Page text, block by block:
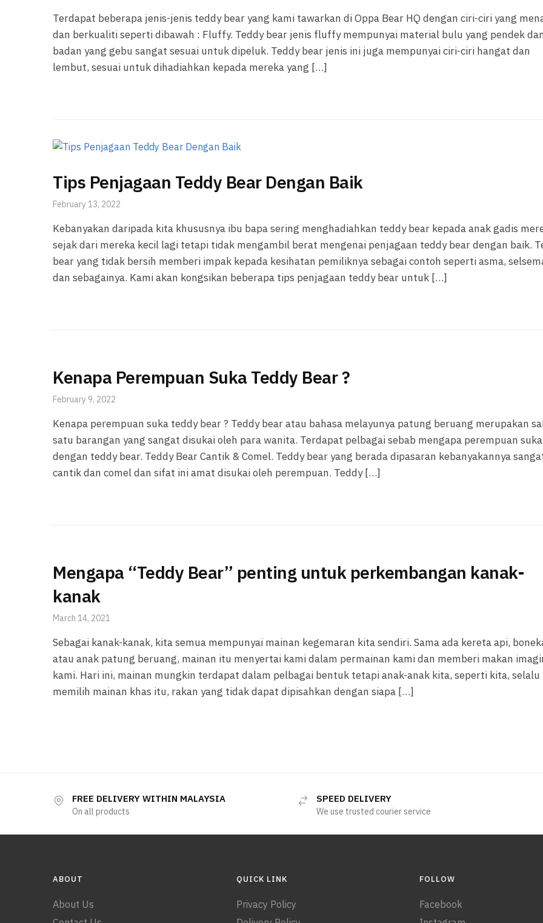
Terdapat beberapa jenis-jenis teddy bear yang kami tawarkan di Oppa Bear HQ dengan ciri-ciri yang
dan berkualiti seperti dibawah : Fluffy. Teddy bear jenis fluffy mempunyai material bulu yang pendek
badan yang gebu sangat sesuai untuk dipeluk. Teddy bear jenis ini juga mempunyai ciri-ciri hangat dan
lembut, sesuai untuk dihadiahkan kepada mereka yang […]
Tips Penjagaan Teddy Bear Dengan Baik
February 13, 2022
Kebanyakan daripada kita khususnya ibu bapa sering menghadiahkan teddy bear kepada anak gadis
sejak dari mereka kecil lagi tetapi tidak mengambil berat mengenai penjagaan teddy bear dengan baik.
bear yang tidak bersih memberi impak kepada kesihatan pemiliknya sebagai contoh seperti asma,
dan sebagainya. Kami akan kongsikan beberapa tips penjagaan teddy bear untuk […]
Kenapa Perempuan Suka Teddy Bear ?
February 9, 2022
Kenapa perempuan suka teddy bear ? Teddy bear atau bahasa melayunya patung beruang merupakan
satu barangan yang sangat disukai oleh para wanita. Terdapat pelbagai sebab mengapa perempuan suka
dengan teddy bear. Teddy Bear Cantik & Comel. Teddy bear yang berada dipasaran kebanyakannya
cantik dan comel dan sifat ini amat disukai oleh perempuan. Teddy […]
Mengapa “Teddy Bear” penting untuk perkembangan kanak-
kanak
March 14, 2021
Sebagai kanak-kanak, kita semua mempunyai mainan kegemaran kita sendiri. Sama ada kereta api,
atau anak patung beruang, mainan itu menyertai kami dalam permainan kami dan memberi makan
kami. Hari ini, mainan mungkin terdapat dalam pelbagai bentuk tetapi anak-anak kita, seperti kita, selalu
memilih mainan khas itu, rakan yang tidak dapat dipisahkan dengan siapa […]
FREE DELIVERY WITHIN MALAYSIA
On all products
SPEED DELIVERY
We use trusted courier service
ABOUT
About Us
QUICK LINK
Privacy Policy
FOLLOW
Facebook